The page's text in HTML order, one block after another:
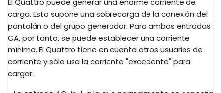
carga. Esto supone una sobrecarga de la conexión del
pantalán o del grupo generador. Para ambas entradas
CA, por tanto, se puede establecer una corriente
mínima. El Quattro tiene en cuenta otros usuarios de
corriente y sólo usa la corriente "excedente" para
cargar.